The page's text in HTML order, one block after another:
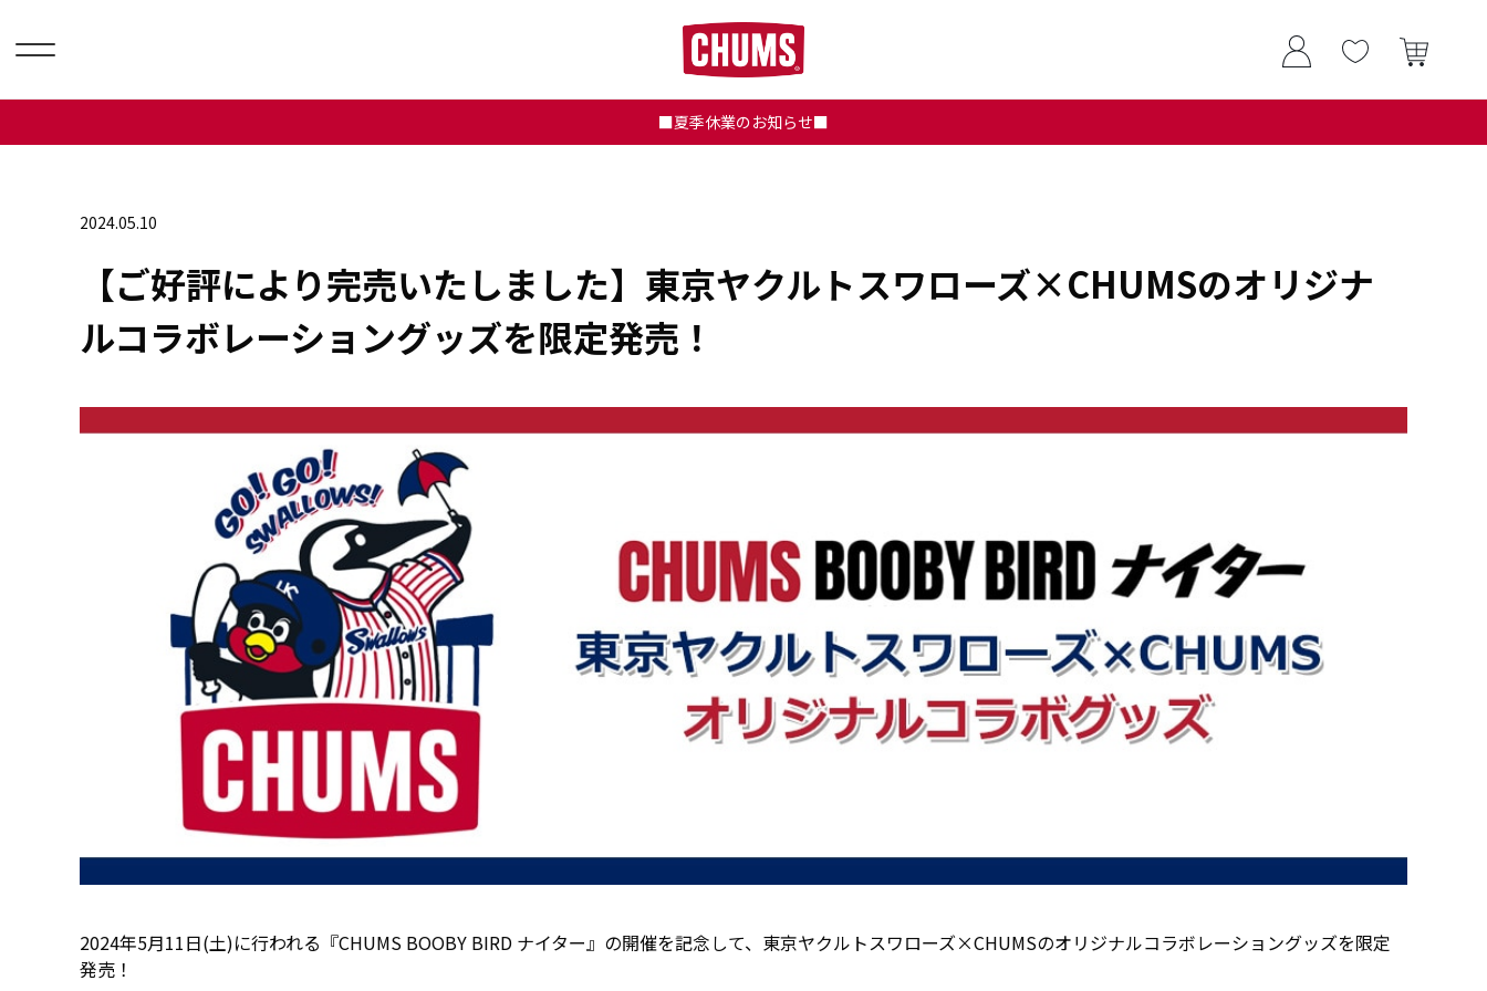
■夏季休業のお知らせ■
2024.05.10
【ご好評により完売いたしました】東京ヤクルトスワローズ×CHUMSのオリジナ
ルコラボレーショングッズを限定発売！
2024年5月11日(土)に行われる『CHUMS BOOBY BIRD ナイター』の開催を記念して、東京ヤクルトスワローズ×CHUMSのオリジナルコラボレーショングッズを限定
発売！